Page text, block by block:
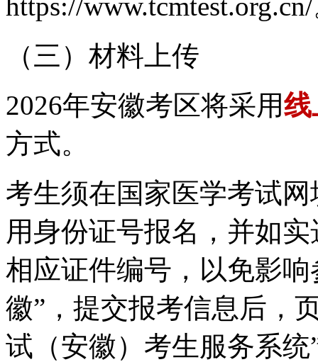
（三）材料上传
2026年安徽考区将采用线
方式。
考生须在国家医学考试
用身份证号报名，并如
相应证件编号，以免影
徽”，提交报考信息后，
试（安徽）考生服务系